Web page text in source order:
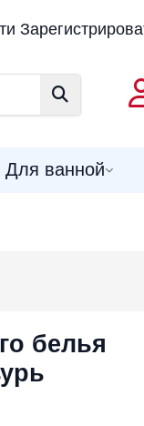
Для ванной
белья